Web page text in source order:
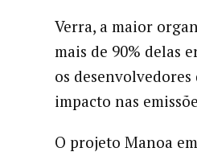
Verra, a maior
mais de 90% delas
os
impacto nas
O projeto Manoa